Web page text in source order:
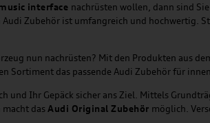
interface nachrüsten wollen, dann sind
Zubehör ist umfangreich und hochwertig.
nun nachrüsten? Mit den Produkten aus
Sortiment das passende Audi Zubehör für
Ihr Gepäck sicher ans Ziel. Mittels
macht das Audi Original Zubehör möglich.